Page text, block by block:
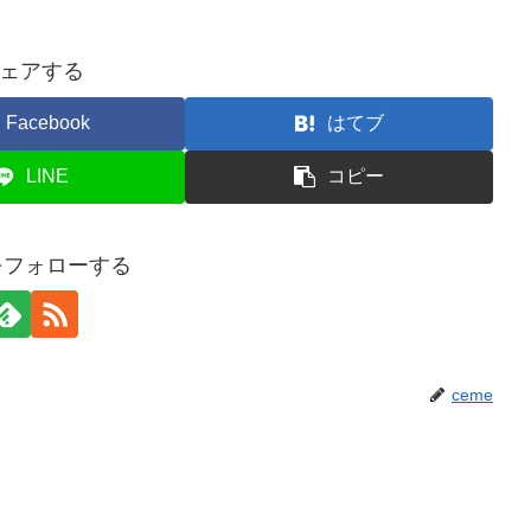
アする
Facebook はてブ
LINE コピー
ォローする
ceme